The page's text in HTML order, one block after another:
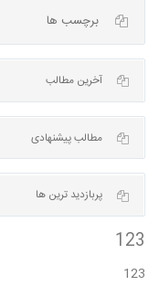
برچسب ها
آخرین مطالب
مطالب پیشنهادی
123